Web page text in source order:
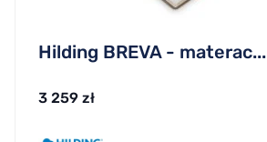
Hilding BREVA - materac...
3 259 zł